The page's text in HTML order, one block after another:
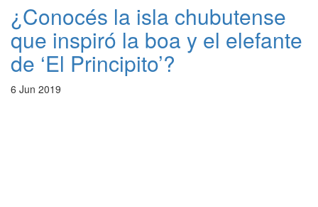
¿Conocés la isla chubutense
que inspiró la boa y el elefante
de ‘El Principito’?
6 Jun 2019